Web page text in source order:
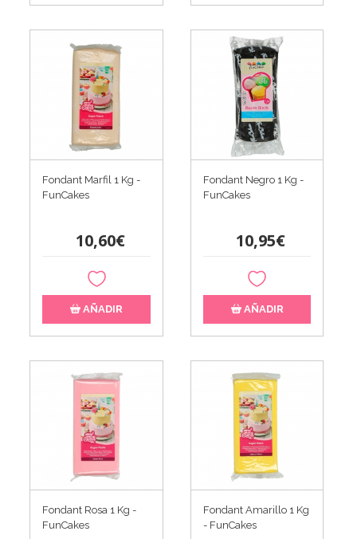
Fondant Marfil 1 Kg -
FunCakes
10,60€
AÑADIR
Fondant Negro 1 Kg -
FunCakes
10,95€
AÑADIR
Fondant Rosa 1 Kg -
FunCakes
Fondant Amarillo 1 Kg
- FunCakes